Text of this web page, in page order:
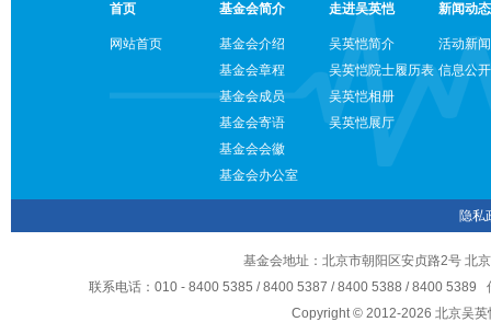
首页 基金会简介 走进吴英恺 新闻动态
网站首页
基金会介绍
基金会章程
基金会成员
基金会寄语
基金会会徽
基金会办公室
吴英恺简介
吴英恺院士履历表
吴英恺相册
吴英恺展厅
活动新闻
信息公开
隐私
基金会地址：北京市朝阳区安贞路2号 北
联系电话：010 - 8400 5385 / 8400 5387 / 8400 5388 / 8400
Copyright © 2012-2026 北京吴